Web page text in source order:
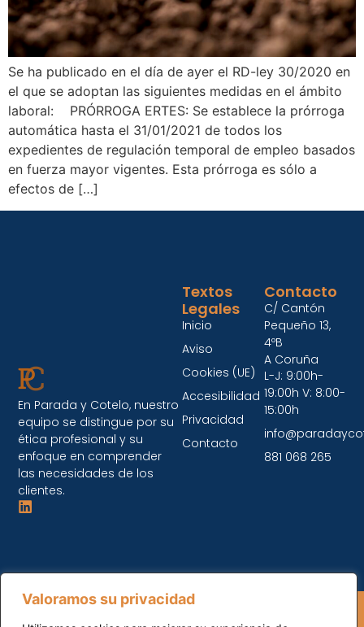
Valoramos su privacidad
Se ha publicado en el día de ayer el RD-ley 30/2020 en
el que se adoptan las siguientes medidas en el ámbito
laboral: PRÓRROGA ERTES: Se establece la prórroga
automática hasta el 31/01/2021 de todos los
expedientes de regulación temporal de empleo basados
en fuerza mayor vigentes. Esta prórroga es sólo a
efectos de […]
En Parada y Cotelo, nuestro
equipo se distingue por su
ética profesional y su
enfoque en comprender
las necesidades de los
clientes.
Contacto
C/ Cantón
Pequeño 13,
4ºB
A Coruña
L-J: 9:00h-
19:00h V: 8:00-
15:00h
881 068 265
Textos
Legales
Inicio
Aviso
Cookies (UE)
Accesibilidad
Privacidad
Contacto
Parada y Cotelo © 2026 Todos los Derechos